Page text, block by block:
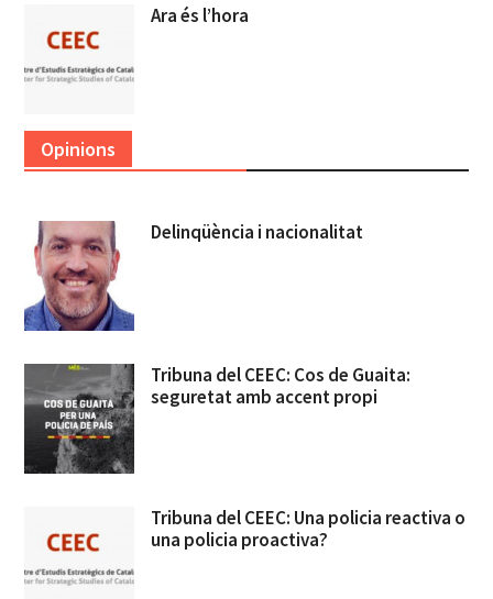
Ara és l’hora
Opinions
Delinqüència i nacionalitat
Tribuna del CEEC: Cos de Guaita:
seguretat amb accent propi
Tribuna del CEEC: Una policia reactiva o
una policia proactiva?